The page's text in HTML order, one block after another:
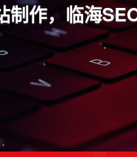
手机端、平板